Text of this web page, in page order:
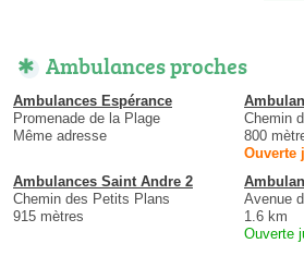
Ambulances proches
Ambulances Espérance
Promenade de la Plage
Même adresse
Chemin
800
Ouverte
Ambulances Saint Andre 2
Chemin des Petits Plans
915 mètres
Avenue
1.6 km
Ouverte